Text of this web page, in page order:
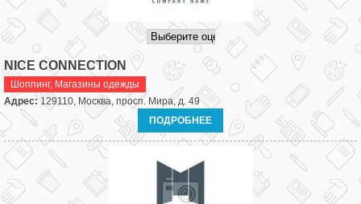
NICE CONNECTION
Шоппинг, Магазины одежды
Адрес:129110, Москва, просп. Мира, д. 49
ПОДРОБНЕЕ